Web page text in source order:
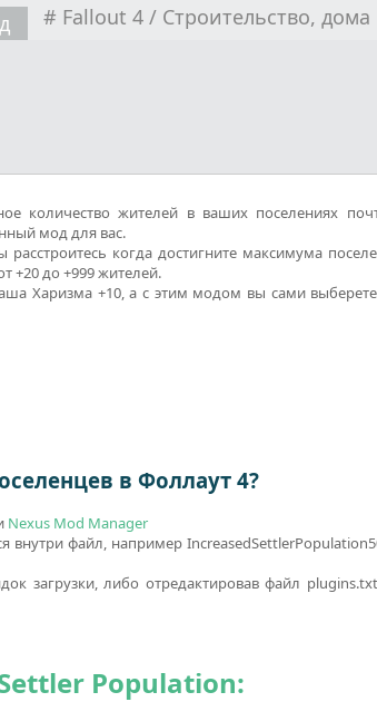
# Fallout 4 / Строительство, дома
количество жителей в ваших поселениях
мод для вас.
когда достигните максимума
+20 до +999 жителей.
Харизма +10, а с этим модом вы сами
в Фоллаут 4?
Nexus Mod Manager
файл, например
загрузки, либо отредактировав файл
Population: